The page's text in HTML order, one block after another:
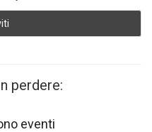
perdere:
eventi